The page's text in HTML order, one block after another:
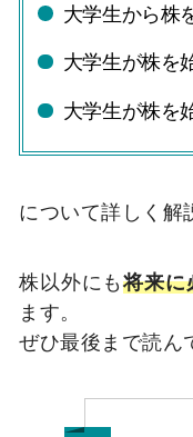
大学生から株
大学生が株を
大学生が株を
について詳しく解
株以外にも将来に
ます。
ぜひ最後まで読ん